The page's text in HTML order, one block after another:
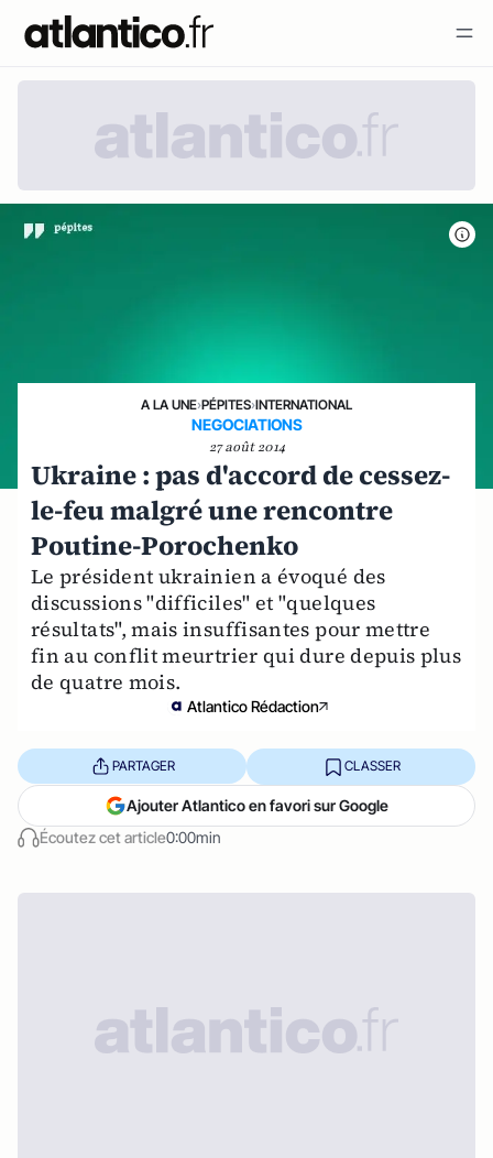
A LA UNE›PÉPITES›INTERNATIONAL
NEGOCIATIONS
27 août 2014
Ukraine : pas d'accord de cessez-
le-feu malgré une rencontre
Poutine-Porochenko
Le président ukrainien a évoqué des
discussions "difficiles" et "quelques
résultats", mais insuffisantes pour mettre
fin au conflit meurtrier qui dure depuis plus
de quatre mois.
Atlantico Rédaction
Écoutez cet article0:00min
PARTAGER CLASSER
Ajouter Atlantico en favori sur Google